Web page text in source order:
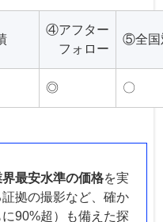
績
④アフター
フォロー
⑤全国
◎ 〇
界最安水準の価格を実
拠の撮影など、確か
90%超）も備えた探